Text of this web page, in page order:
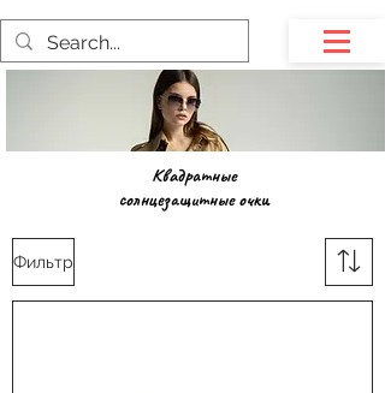
Квадратные
солнцезащитные очки
Фильтр